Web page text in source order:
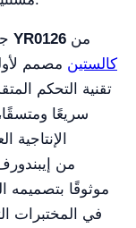
الطرد المركزي المبرد عالي السرعة YR0126 من
كالستين مصمم
تقنية التحكم
سريعًا
موثوقًا بتصميمه
في المختبرات